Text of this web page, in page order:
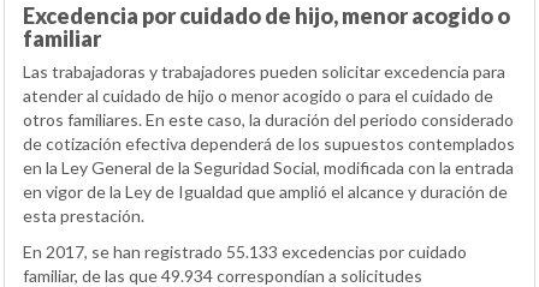
Excedencia por cuidado de hijo, menor acogido o
familiar
Las trabajadoras y trabajadores pueden solicitar excedencia para
atender al cuidado de hijo o menor acogido o para el cuidado de
otros familiares. En este caso, la duración del periodo considerado
de cotización efectiva dependerá de los supuestos contemplados
en la Ley General de la Seguridad Social, modificada con la entrada
en vigor de la Ley de Igualdad que amplió el alcance y duración de
esta prestación.
En 2017, se han registrado 55.133 excedencias por cuidado
familiar, de las que 49.934 correspondían a solicitudes